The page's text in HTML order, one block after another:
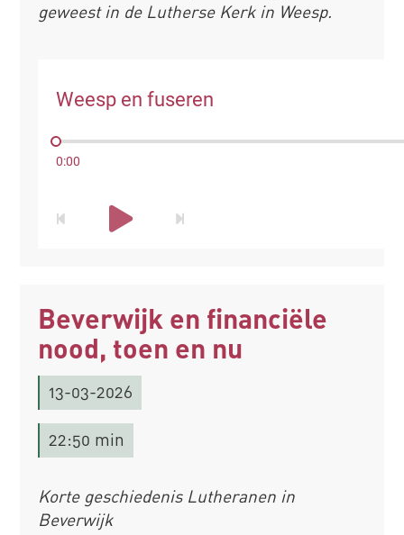
geweest in de Lutherse Kerk in Weesp.
Weesp en fuseren
0:00
Beverwijk en financiële
nood, toen en nu
13-03-2026
22:50 min
Korte geschiedenis Lutheranen in
Beverwijk